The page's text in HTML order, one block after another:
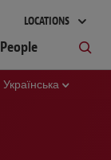
LOCATIONS
People
Українська